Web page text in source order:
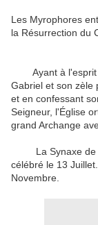
Les Myrophores
la Résurrection du
Ayant à l'esprit
Gabriel et son zèle
et en confessant
Seigneur, l'Église
grand Archange
La Synaxe de
célébré le 13 Juillet
Novembre